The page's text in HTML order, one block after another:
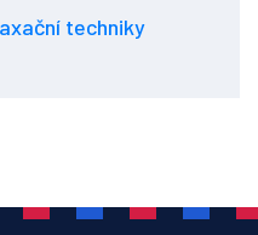
techniky